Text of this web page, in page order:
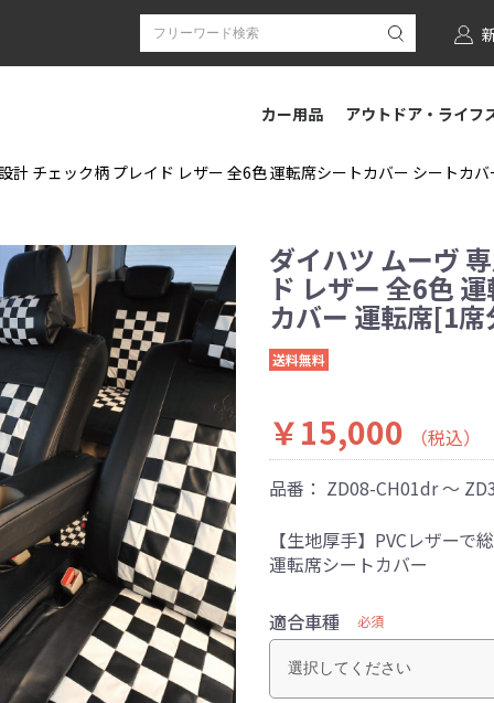
カー用品 アウトドア・ライフ
計 チェック柄 プレイド レザー 全6色 運転席シートカバー シートカ
ダイハツ ムーヴ
ド レザー 全6色
カバー 運転席[1
送料無料
￥15,000
（税込）
品番： ZD08-CH01dr ～
【生地厚手】PVCレザー
運転席シートカバー
適合車種 必須